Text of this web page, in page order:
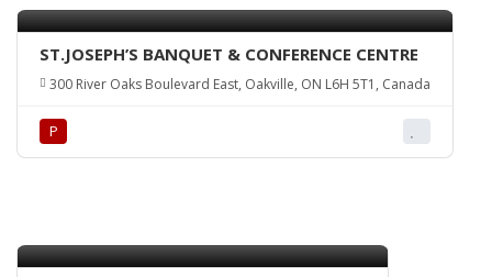
ST.JOSEPH’S BANQUET & CONFERENCE CENTRE
300 River Oaks Boulevard East, Oakville, ON L6H 5T1, Canada
Р